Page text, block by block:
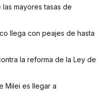
mayores tasas de
llega con peajes de hasta
la reforma de la Ley de
Milei es llegar a